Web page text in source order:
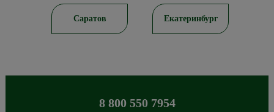
Саратов Екатеринбург
8 800 550 7954